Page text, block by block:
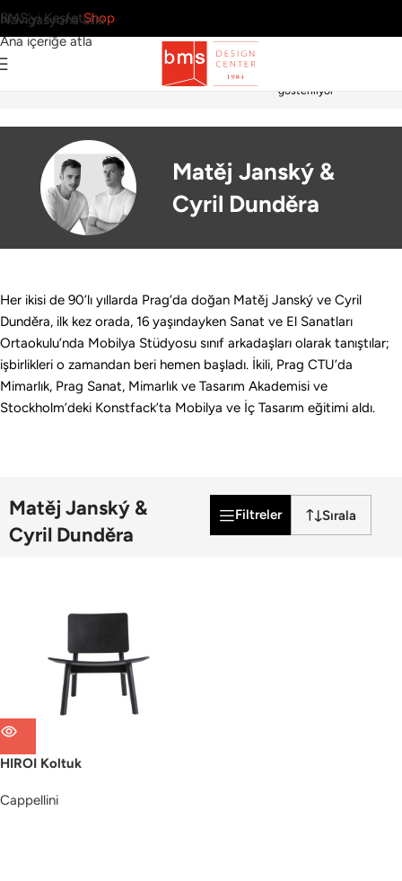
Navigasyona atla
Ana içeriğe atla
BMS’yi KeşfetShop
Matěj Janský & Cyril Dunděra
gösteriliyor
Matěj Janský &
Cyril Dunděra
Her ikisi de 90’lı yıllarda Prag’da doğan Matěj Janský ve Cyril
Dunděra, ilk kez orada, 16 yaşındayken Sanat ve El Sanatları
Ortaokulu’nda Mobilya Stüdyosu sınıf arkadaşları olarak tanıştılar;
işbirlikleri o zamandan beri hemen başladı. İkili, Prag CTU’da
Mimarlık, Prag Sanat, Mimarlık ve Tasarım Akademisi ve
Stockholm’deki Konstfack’ta Mobilya ve İç Tasarım eğitimi aldı.
Matěj Janský &
Cyril Dunděra
Filtreler
HIROI Koltuk
Cappellini